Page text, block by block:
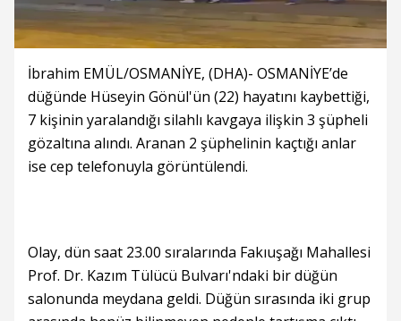
İbrahim EMÜL/OSMANİYE, (DHA)- OSMANİYE’de
düğünde Hüseyin Gönül'ün (22) hayatını kaybettiği,
7 kişinin yaralandığı silahlı kavgaya ilişkin 3 şüpheli
gözaltına alındı. Aranan 2 şüphelinin kaçtığı anlar
ise cep telefonuyla görüntülendi.
Olay, dün saat 23.00 sıralarında Fakıuşağı Mahallesi
Prof. Dr. Kazım Tülücü Bulvarı'ndaki bir düğün
salonunda meydana geldi. Düğün sırasında iki grup